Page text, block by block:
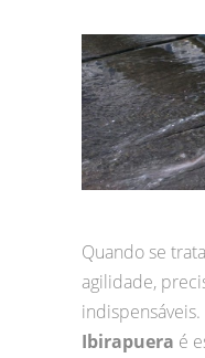
Quando se
agilidade,
indispensáveis.
Ibirapuera é